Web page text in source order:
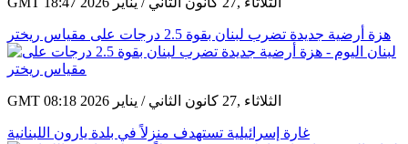
هزة أرضية جديدة تضرب لبنان بقوة 2.5 درجات على مقياس ريختر
GMT 08:18 2026 الثلاثاء ,27 كانون الثاني / يناير
غارة إسرائيلية تستهدف منزلاً في بلدة يارون اللبنانية